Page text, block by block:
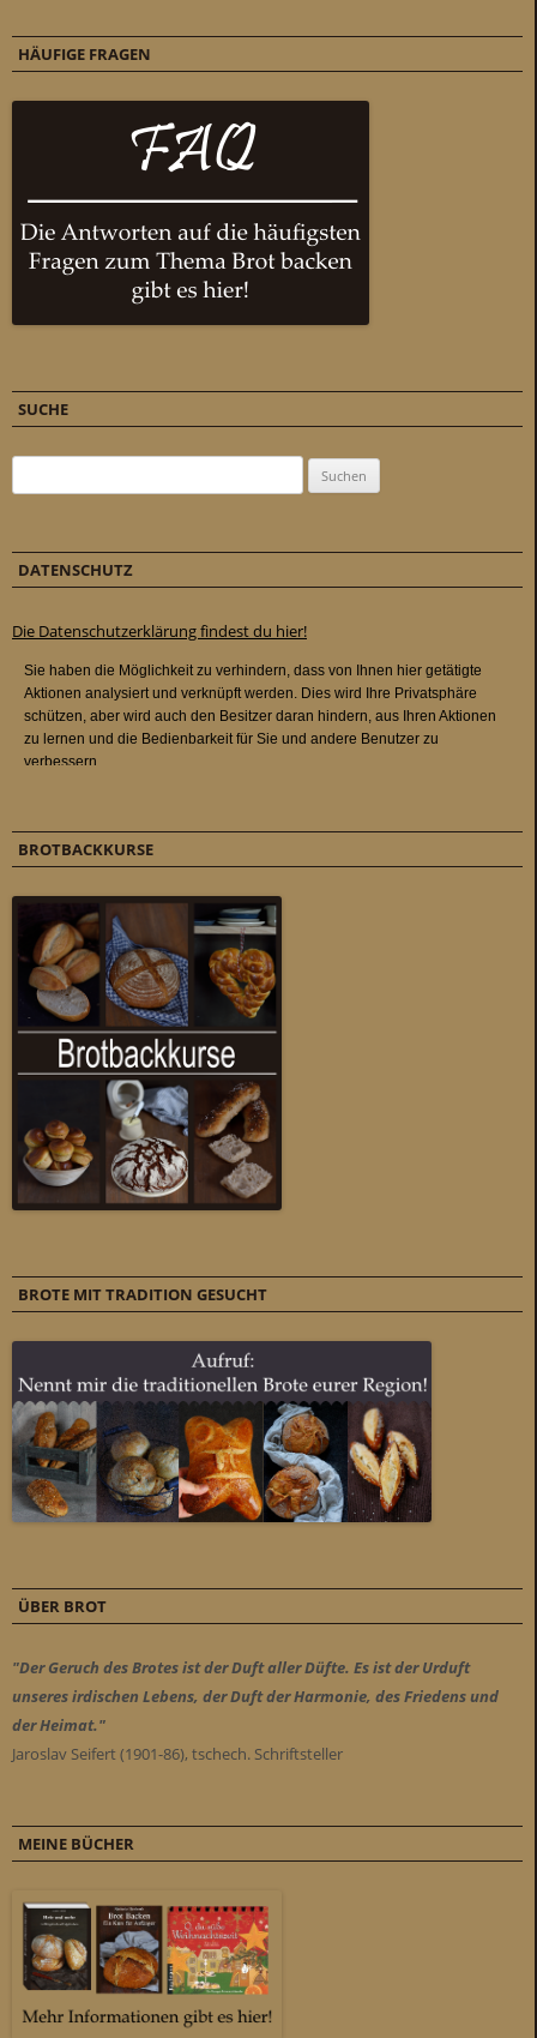
HÄUFIGE FRAGEN
SUCHE
DATENSCHUTZ
Die Datenschutzerklärung findest du hier!
BROTBACKKURSE
BROTE MIT TRADITION GESUCHT
ÜBER BROT
"Der Geruch des Brotes ist der Duft aller Düfte. Es ist der Urduft
unseres irdischen Lebens, der Duft der Harmonie, des Friedens und
der Heimat."
Jaroslav Seifert (1901-86), tschech. Schriftsteller
MEINE BÜCHER